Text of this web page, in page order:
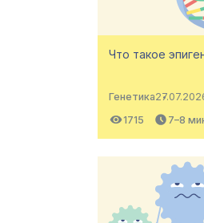
Что такое
Генетика
1715
7–8